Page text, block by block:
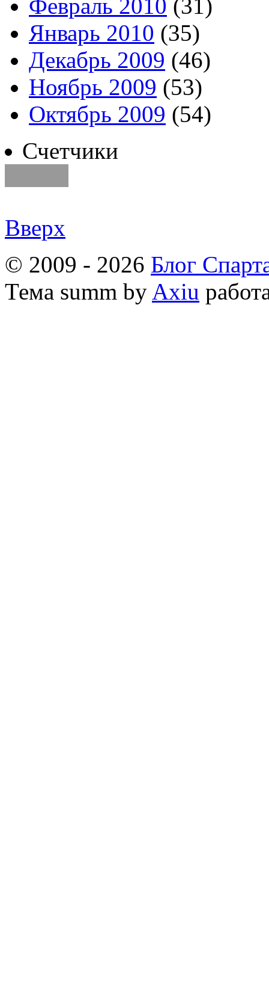
Февраль 2010 (31)
Январь 2010 (35)
Декабрь 2009 (46)
Ноябрь 2009 (53)
Октябрь 2009 (54)
Счетчики
Вверх
© 2009 - 2026 Блог
Тема summ by Axiu